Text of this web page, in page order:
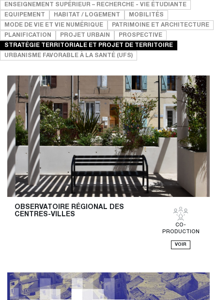
ENSEIGNEMENT SUPÉRIEUR – RECHERCHE - VIE ÉTUDIANTE
EQUIPEMENT
HABITAT / LOGEMENT
MOBILITÉS
MODE DE VIE ET VIE NUMÉRIQUE
PATRIMOINE ET ARCHITECTURE
PLANIFICATION
PROJET URBAIN
PROSPECTIVE
STRATÉGIE TERRITORIALE ET PROJET DE TERRITOIRE
URBANISME FAVORABLE À LA SANTÉ (UFS)
OBSERVATOIRE RÉGIONAL DES
CENTRES-VILLES
CO-
PRODUCTION
VOIR